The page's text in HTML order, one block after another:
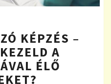
KÉPZÉS
–
HOGYAN
KEZELD
A
KÉPZÉS –
A
ÉLŐ